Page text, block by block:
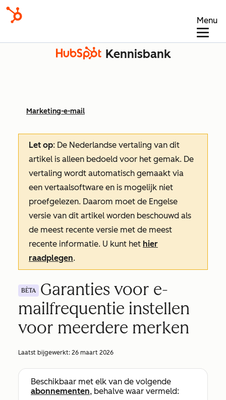
Menu
Kennisbank
Marketing-e-mail
Let op: De Nederlandse vertaling van dit
artikel is alleen bedoeld voor het gemak. De
vertaling wordt automatisch gemaakt via
een vertaalsoftware en is mogelijk niet
proefgelezen. Daarom moet de Engelse
versie van dit artikel worden beschouwd als
de meest recente versie met de meest
recente informatie. U kunt het hier
raadplegen.
BÈTA
Garanties voor e-
mailfrequentie instellen
voor meerdere merken
Laatst bijgewerkt: 26 maart 2026
Beschikbaar met elk van de volgende
abonnementen, behalve waar vermeld: